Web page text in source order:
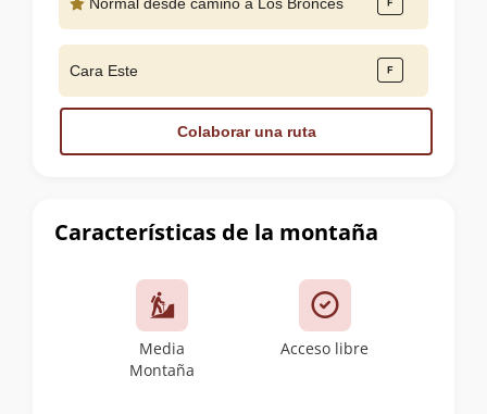
Características de la montaña
Media
Montaña
Acceso libre
Cara Este
Colaborar una ruta